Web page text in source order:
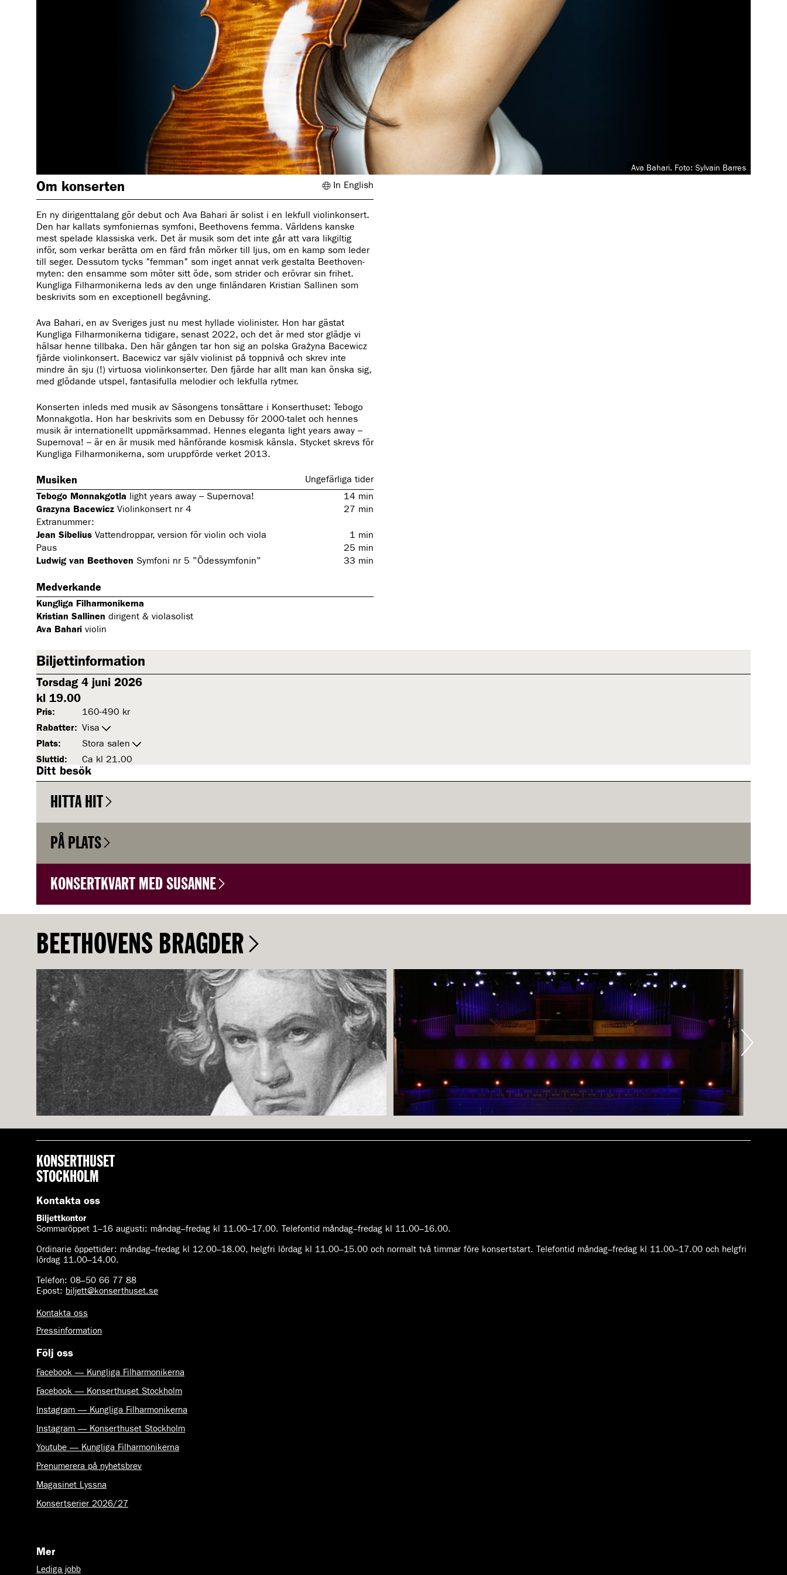
Ava Bahari. Foto: Sylvain Barres
Om konserten In English
En ny dirigenttalang gör debut och Ava Bahari är solist i en lekfull violinkonsert.
Den har kallats symfoniernas symfoni, Beethovens femma. Världens kanske
mest spelade klassiska verk. Det är musik som det inte går att vara likgiltig
inför, som verkar berätta om en färd från mörker till ljus, om en kamp som leder
till seger. Dessutom tycks ”femman” som inget annat verk gestalta Beethoven-
myten: den ensamme som möter sitt öde, som strider och erövrar sin frihet.
Kungliga Filharmonikerna leds av den unge finländaren Kristian Sallinen som
beskrivits som en exceptionell begåvning.
Ava Bahari, en av Sveriges just nu mest hyllade violinister. Hon har gästat
Kungliga Filharmonikerna tidigare, senast 2022, och det är med stor glädje vi
hälsar henne tillbaka. Den här gången tar hon sig an polska Grażyna Bacewicz
fjärde violinkonsert. Bacewicz var själv violinist på toppnivå och skrev inte
mindre än sju (!) virtuosa violinkonserter. Den fjärde har allt man kan önska sig,
med glödande utspel, fantasifulla melodier och lekfulla rytmer.
Konserten inleds med musik av Säsongens tonsättare i Konserthuset: Tebogo
Monnakgotla. Hon har beskrivits som en Debussy för 2000-talet och hennes
musik är internationellt uppmärksammad. Hennes eleganta light years away –
Supernova! – är en är musik med hänförande kosmisk känsla. Stycket skrevs för
Kungliga Filharmonikerna, som uruppförde verket 2013.
Musiken
Ungefärliga tider
Tebogo Monnakgotla light years away – Supernova! 14 min
Grazyna Bacewicz Violinkonsert nr 4 27 min
Extranummer:
Jean Sibelius Vattendroppar, version för violin och viola 1 min
Paus
25 min
Ludwig van Beethoven Symfoni nr 5 ’’Ödessymfonin’’ 33 min
Medverkande
Kungliga Filharmonikerna
Kristian Sallinen dirigent & violasolist
Ava Bahari violin
Biljettinformation
Torsdag 4 juni 2026
kl 19.00
Pris:
160-490 kr
Rabatter: Visa
Plats:
Stora salen
Sluttid:
Ca kl 21.00
Ditt besök
HITTA HIT
PÅ PLATS
KONSERTKVART MED SUSANNE
BEETHOVENS BRAGDER
Beethoven ur Pianokonsert nr 5 Klassiker med Ton Koopman
KONSERTHUSET
STOCKHOLM
Kontakta oss
Biljettkontor
Sommaröppet 1–16 augusti: måndag–fredag kl 11.00–17.00. Telefontid måndag–fredag kl 11.00–16.00.
Ordinarie öppettider: måndag–fredag kl 12.00–18.00, helgfri lördag kl 11.00–15.00 och normalt två timmar före konsertstart. Telefontid måndag–fredag kl 11.00–17.00 och helgfri
lördag 11.00–14.00.
Telefon: 08–50 66 77 88
E-post: biljett@konserthuset.se
Kontakta oss
Pressinformation
Följ oss
Facebook — Kungliga Filharmonikerna
Facebook — Konserthuset Stockholm
Instagram — Kungliga Filharmonikerna
Instagram — Konserthuset Stockholm
Youtube — Kungliga Filharmonikerna
Prenumerera på nyhetsbrev
Magasinet Lyssna
Konsertserier 2026/27
Mer
Lediga jobb